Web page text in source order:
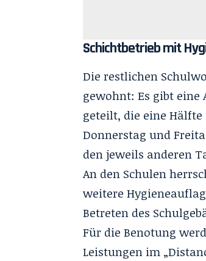
Schichtbetrieb mit
Die restlichen
gewohnt: Es gibt eine
geteilt, die eine
Donnerstag und
den jeweils anderen
An den Schulen
weitere
Betreten des
Für die Benotung
Leistungen im